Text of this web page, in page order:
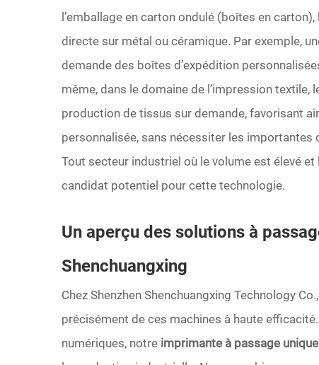
l’emballage en carton ondulé (boîtes en
directe sur métal ou céramique. Par exemple,
demande des boîtes d’expédition
même, dans le domaine de l’impression
production de tissus sur demande, favorisant
personnalisée, sans nécessiter les
Tout secteur industriel où le volume est élevé
candidat potentiel pour cette technologie.
Un aperçu des solutions à
Shenchuangxing
Chez Shenzhen Shenchuangxing Technology
précisément de ces machines à haute
numériques, notre imprimante à passage unique